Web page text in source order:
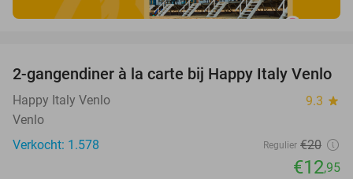
35%
2-gangendiner à la carte bij Happy Italy Venlo
Happy Italy Venlo 9.3 star
Venlo
Verkocht: 1.578
Regulier €20
€12,95